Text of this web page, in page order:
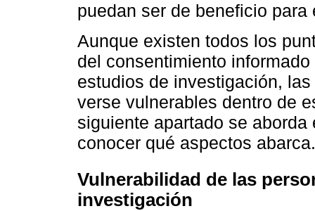
puedan ser de beneficio para
Aunque existen todos los
del consentimiento
estudios de investigación,
verse vulnerables dentro de
siguiente apartado se
conocer qué aspectos abarca.
Vulnerabilidad de las
investigación